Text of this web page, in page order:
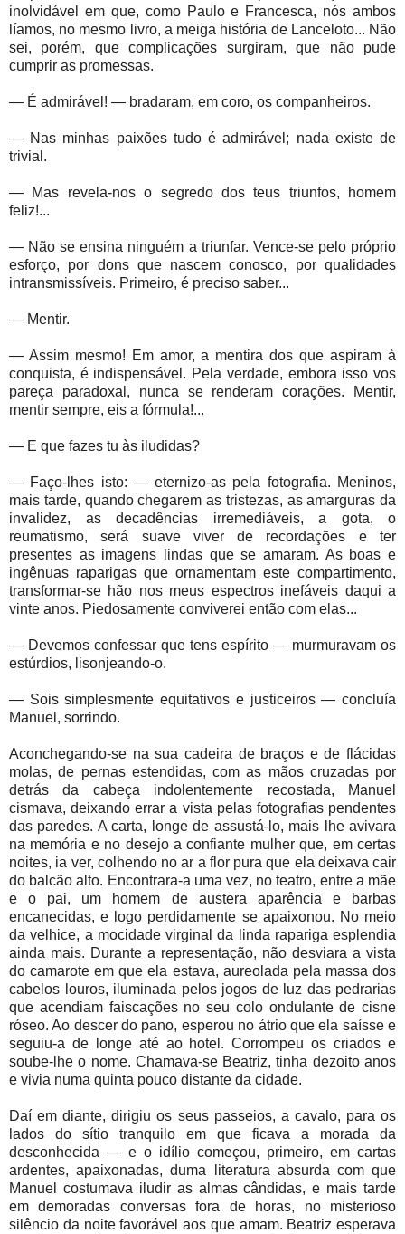
inolvidável em que, como Paulo e Francesca, nós ambos
líamos, no mesmo livro, a meiga história de Lanceloto... Não
sei, porém, que complicações surgiram, que não pude
cumprir as promessas.
— É admirável! — bradaram, em coro, os companheiros.
— Nas minhas paixões tudo é admirável; nada existe de
trivial.
— Mas revela-nos o segredo dos teus triunfos, homem
feliz!...
— Não se ensina ninguém a triunfar. Vence-se pelo próprio
esforço, por dons que nascem conosco, por qualidades
intransmissíveis. Primeiro, é preciso saber...
— Mentir.
— Assim mesmo! Em amor, a mentira dos que aspiram à
conquista, é indispensável. Pela verdade, embora isso vos
pareça paradoxal, nunca se renderam corações. Mentir,
mentir sempre, eis a fórmula!...
— E que fazes tu às iludidas?
— Faço-lhes isto: — eternizo-as pela fotografia. Meninos,
mais tarde, quando chegarem as tristezas, as amarguras da
invalidez, as decadências irremediáveis, a gota, o
reumatismo, será suave viver de recordações e ter
presentes as imagens lindas que se amaram. As boas e
ingênuas raparigas que ornamentam este compartimento,
transformar-se hão nos meus espectros inefáveis daqui a
vinte anos. Piedosamente conviverei então com elas...
— Devemos confessar que tens espírito — murmuravam os
estúrdios, lisonjeando-o.
— Sois simplesmente equitativos e justiceiros — concluía
Manuel, sorrindo.
Aconchegando-se na sua cadeira de braços e de flácidas
molas, de pernas estendidas, com as mãos cruzadas por
detrás da cabeça indolentemente recostada, Manuel
cismava, deixando errar a vista pelas fotografias pendentes
das paredes. A carta, longe de assustá-lo, mais lhe avivara
na memória e no desejo a confiante mulher que, em certas
noites, ia ver, colhendo no ar a flor pura que ela deixava cair
do balcão alto. Encontrara-a uma vez, no teatro, entre a mãe
e o pai, um homem de austera aparência e barbas
encanecidas, e logo perdidamente se apaixonou. No meio
da velhice, a mocidade virginal da linda rapariga esplendia
ainda mais. Durante a representação, não desviara a vista
do camarote em que ela estava, aureolada pela massa dos
cabelos louros, iluminada pelos jogos de luz das pedrarias
que acendiam faiscações no seu colo ondulante de cisne
róseo. Ao descer do pano, esperou no átrio que ela saísse e
seguiu-a de longe até ao hotel. Corrompeu os criados e
soube-lhe o nome. Chamava-se Beatriz, tinha dezoito anos
e vivia numa quinta pouco distante da cidade.
Daí em diante, dirigiu os seus passeios, a cavalo, para os
lados do sítio tranquilo em que ficava a morada da
desconhecida — e o idílio começou, primeiro, em cartas
ardentes, apaixonadas, duma literatura absurda com que
Manuel costumava iludir as almas cândidas, e mais tarde
em demoradas conversas fora de horas, no misterioso
silêncio da noite favorável aos que amam. Beatriz esperava